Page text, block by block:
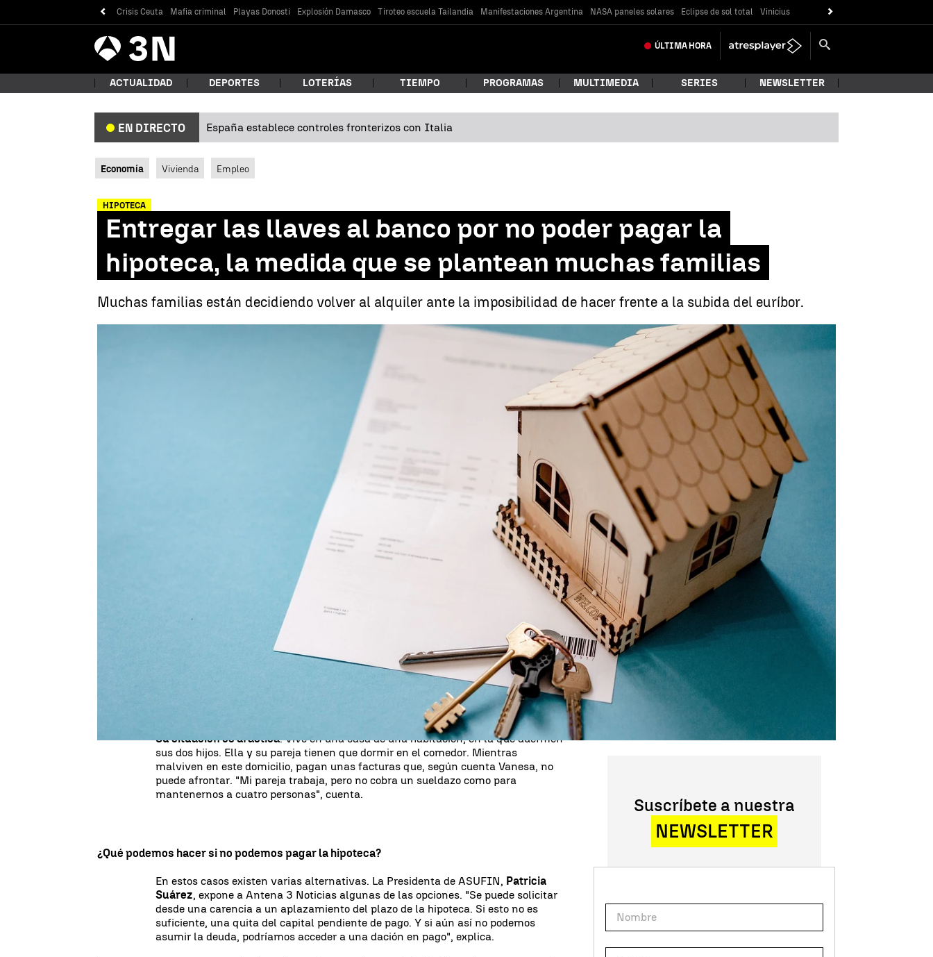
Crisis Ceuta Mafia criminal Playas Donosti Explosión Damasco Tiroteo escuela Tailandia Manifestaciones Argentina NASA paneles solares Eclipse de sol total Vinicius
Antena
3 Noticias ÚLTIMA HORA
ACTUALIDAD DEPORTES LOTERÍAS TIEMPO PROGRAMAS MULTIMEDIA SERIES NEWSLETTER
EN DIRECTO España establece controles fronterizos con Italia
Economía Vivienda Empleo
HIPOTECA
Entregar las llaves al banco por no poder pagar la
hipoteca, la medida que se plantean muchas familias
Muchas familias están decidiendo volver al alquiler ante la imposibilidad de hacer frente a la subida del euríbor.
Debido a la subida del euríbor, muchas han decidido dejar su hipoteca y volver a la opción del alquiler |
18 de mayo de 2023, 19:01 WhatsappFacebook
X Linkedin
subida de las hipotecas
decisiones drásticas. Vanesa cobra 639 euros de pensión y está pagando 565
euros de hipoteca. "No puedo sacar ni un céntimo de lo que cobro porque va para
Si saco 50 euros luego los tengo que reponer", se lamenta.
quiere darle su piso al banco, aunque
también baraja la opción de alquilarlo por la misma cantidad de dinero que le
Su situación es drástica. Vive en una casa de una habitación, en la que duermen
sus dos hijos. Ella y su pareja tienen que dormir en el comedor. Mientras
malviven en este domicilio, pagan unas facturas que, según cuenta Vanesa, no
puede afrontar. "Mi pareja trabaja, pero no cobra un sueldazo como para
mantenernos a cuatro personas", cuenta.
¿Qué podemos hacer si no podemos pagar la hipoteca?
En estos casos existen varias alternativas. La Presidenta de ASUFIN, Patricia
Suárez, expone a Antena 3 Noticias algunas de las opciones. "Se puede solicitar
desde una carencia a un aplazamiento del plazo de la hipoteca. Si esto no es
suficiente, una quita del capital pendiente de pago. Y si aún así no podemos
asumir la deuda, podríamos acceder a una dación en pago", explica.
Suscríbete a nuestra
NEWSLETTER